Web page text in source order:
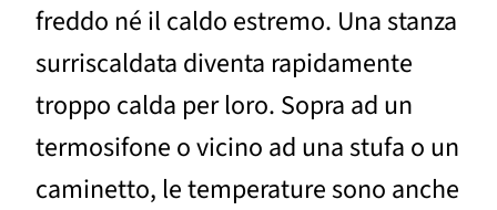
freddo né il caldo estremo. Una stanza
surriscaldata diventa rapidamente
troppo calda per loro. Sopra ad un
termosifone o vicino ad una stufa o un
caminetto, le temperature sono anche